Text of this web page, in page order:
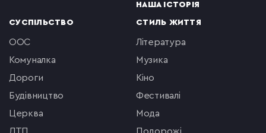
НАША ІСТОРІЯ
СУСПІЛЬСТВО
ООС
комуналка
Дороги
будівництво
церква
СТИЛЬ ЖИТТЯ
література
музика
кіно
фестивалі
мода